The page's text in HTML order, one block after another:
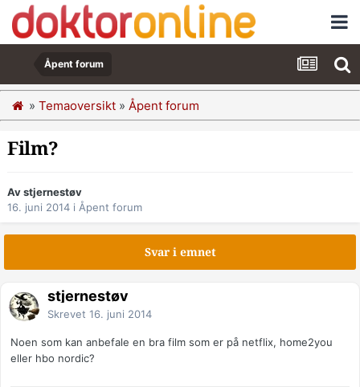
Åpent forum
» Temaoversikt » Åpent forum
Film?
Av stjernestøv
16. juni 2014 i Åpent forum
Svar i emnet
stjernestøv
Skrevet 16. juni 2014
Noen som kan anbefale en bra film som er på netflix, home2you
eller hbo nordic?